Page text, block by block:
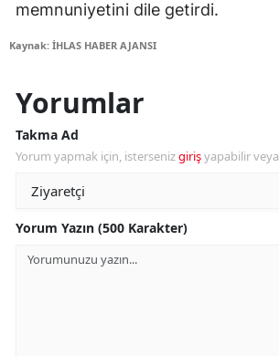
memnuniyetini dile getirdi.
Kaynak: İHLAS HABER AJANSI
Yorumlar
Takma Ad
Yorum yapmak için, istersenizgirişyapabilir veya
Yorum Yazın (500 Karakter)